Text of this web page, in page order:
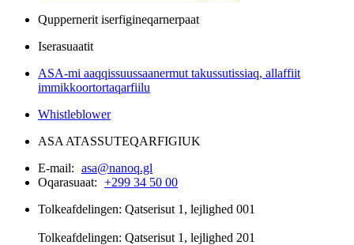
Quppernerit iserfigineqarnerpaat
Iserasuaatit
ASA-mi aaqqissuussaanermut takussutissiaq, allaffiit
immikkoortortaqarfiilu
Whistleblower
ASA ATASSUTEQARFIGIUK
E-mail: asa@nanoq.gl
Oqarasuaat: +299 34 50 00
Tolkeafdelingen: Qatserisut 1, lejlighed 001
Tolkeafdelingen: Qatserisut 1, lejlighed 201